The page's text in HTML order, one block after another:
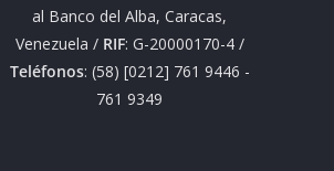
al Banco del Alba, Caracas,
Venezuela / RIF: G-20000170-4 /
Teléfonos: (58) [0212] 761 9446 -
761 9349